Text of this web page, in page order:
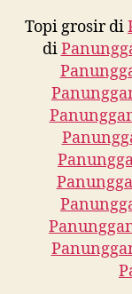
Topi grosir di
di